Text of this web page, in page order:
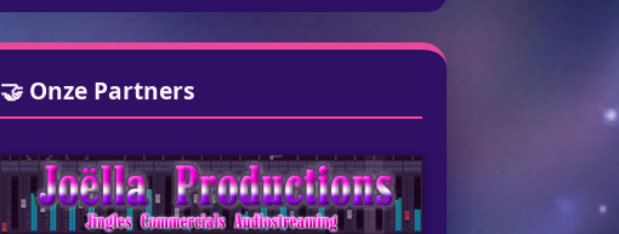
🤝 Onze Partners